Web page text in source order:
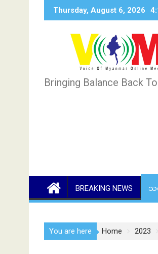
Thursday, August 6, 2026
Bringing Balance Back
BREAKING NEWS သ
You are here Home 2023